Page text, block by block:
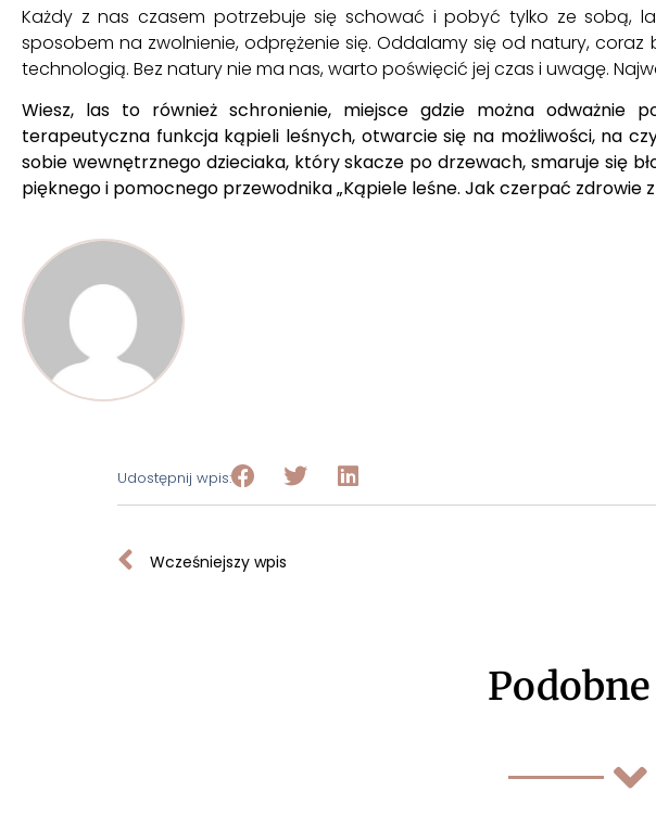
Każdy z nas czasem potrzebuje się schować i pobyć tylko ze sobą,
sposobem na zwolnienie, odprężenie się. Oddalamy się od natury,
technologią. Bez natury nie ma nas, warto poświęcić jej czas i uwagę.
Wiesz, las to również schronienie, miejsce gdzie można
terapeutyczna funkcja kąpieli leśnych, otwarcie się na możliwości, na
sobie wewnętrznego dzieciaka, który skacze po drzewach, smaruje się
pięknego i pomocnego przewodnika„Kąpiele leśne. Jak czerpać zdrowie
Udostępnij wpis:
Wcześniejszy wpis